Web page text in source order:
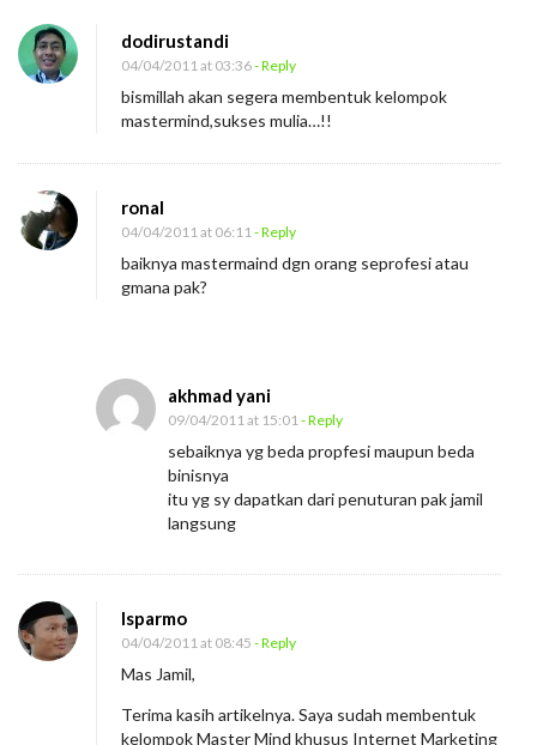
K
l
p
o
k
m
dodirustandi
04/04/2011 at 03:36- Reply
bismillah akan segera membentuk kelompok
mastermind,sukses mulia…!!
ronal
04/04/2011 at 06:11- Reply
baiknya mastermaind dgn orang seprofesi atau
gmana pak?
akhmad yani
09/04/2011 at 15:01- Reply
sebaiknya yg beda propfesi maupun beda
binisnya
itu yg sy dapatkan dari penuturan pak jamil
langsung
Isparmo
04/04/2011 at 08:45 - Reply
Mas Jamil,
Terima kasih artikelnya. Saya sudah membentuk
kelompok Master Mind khusus Internet Marketing